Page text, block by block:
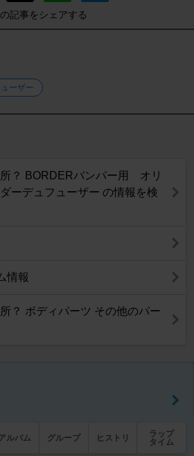
記事をシェアする
ーザー
？ BORDERバンパー用 オリ
ーデュフューザー の情報を検
情報
？ ボディパーツ その他のパー
アルバム グループ ヒストリ
ラップ
タイム